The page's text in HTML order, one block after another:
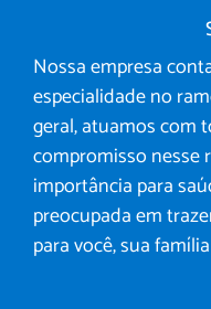
Nossa empresa
especialidade no
geral, atuamos com
compromisso nesse
importância para
preocupada em
para você, sua